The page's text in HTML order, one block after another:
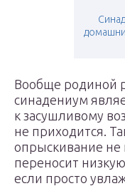
Вообще родиной
синадениум
к засушливому
не приходится.
опрыскивание не
переносит
если просто